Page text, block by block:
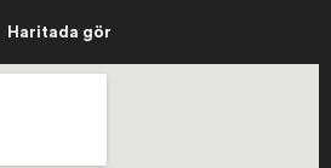
Haritada gör